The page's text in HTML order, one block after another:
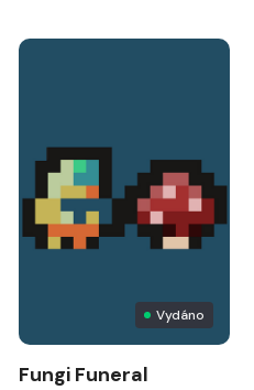
Vydáno
Fungi Funeral